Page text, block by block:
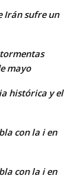
Irán sufre un
mayo
histórica y el
con la i en
con la i en